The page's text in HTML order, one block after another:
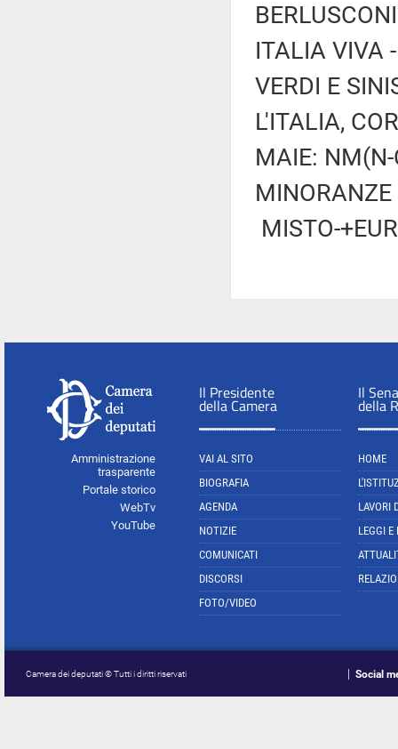
ITALIA VIVA
VERDI E
L'ITALIA,
MAIE:
MISTO-
Amministrazione
trasparente
Portale storico
WebTv
YouTube
Il Presidente
della Camera
VAI AL SITO
BIOGRAFIA
AGENDA
NOTIZIE
COMUNICATI
DISCORSI
FOTO/VIDEO
Il
della
HOME
LAVORI
LEGGI E
Camera dei deputati © Tutti i diritti riservati Social